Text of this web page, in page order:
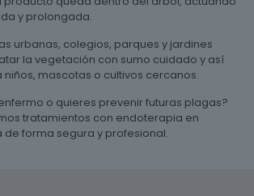
y prolongada.
urbanas, colegios, parques y jardines
la vegetación con sumo cuidado y así
mascotas o cultivos cercanos.
o quieres prevenir futuras plagas?
tratamientos con endoterapia en
de forma segura y profesional.